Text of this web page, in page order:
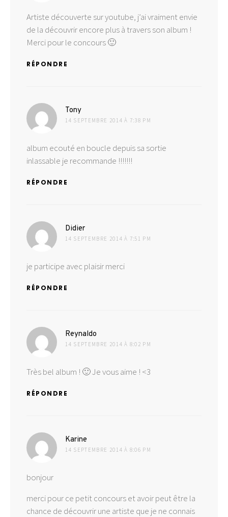
Artiste découverte sur youtube, j’ai vraiment envie
de la découvrir encore plus à travers son album !
Merci pour le concours 🙂
RÉPONDRE
Tony
14 SEPTEMBRE 2014 À 7:38 PM
album ecouté en boucle depuis sa sortie
inlassable je recommande !!!!!!!
RÉPONDRE
Didier
14 SEPTEMBRE 2014 À 7:51 PM
je participe avec plaisir merci
RÉPONDRE
Reynaldo
14 SEPTEMBRE 2014 À 8:02 PM
Très bel album ! 🙂 Je vous aime ! <3
RÉPONDRE
Karine
14 SEPTEMBRE 2014 À 8:06 PM
bonjour
merci pour ce petit concours et avoir peut être la
chance de découvrir une artiste que je ne connais